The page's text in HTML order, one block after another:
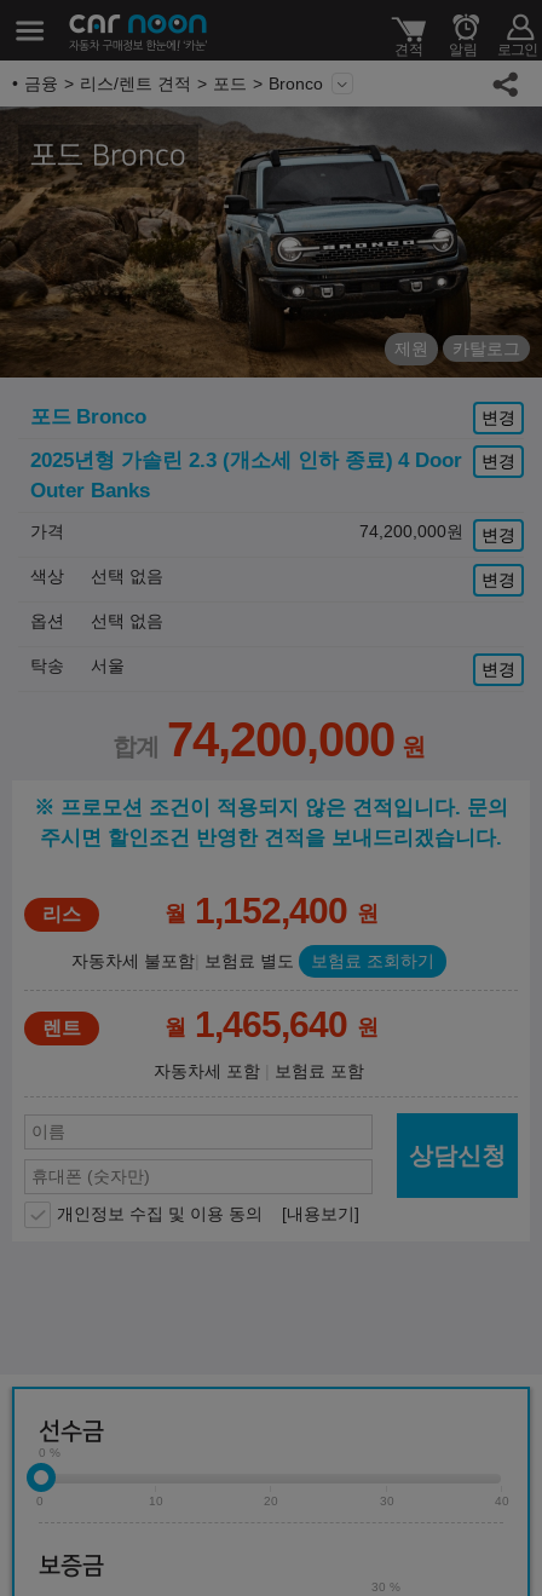
금융 리스/렌트 견적 포드 Bronco
포드 Bronco
제원 카탈로그
포드 Bronco 변경
2025년형 가솔린 2.3 (개소세 인하 종료) 4 Door
Outer Banks
변경
가격 74,200,000원 변경
색상 선택 없음 변경
옵션 선택 없음
탁송 서울 변경
74,200,000
※ 프로모션 조건이 적용되지 않은 견적입니다. 문의
주시면 할인조건 반영한 견적을 보내드리겠습니다.
월 1,152,400 원
자동차세 불포함 보험료 별도 보험료 조회하기
월 1,465,640 원
자동차세 포함 보험료 포함
개인정보 수집 및 이용 동의 [내용보기]
상담신청
선수금
0 %
0 10 20 30 40
보증금
30 %